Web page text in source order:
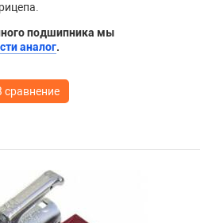
подшипника мы
аналог.
сравнение